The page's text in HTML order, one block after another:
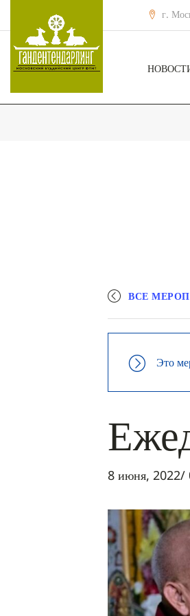
г.
ВСЕ
Это
8 июня, 2022/